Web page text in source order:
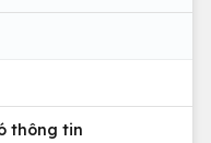
thông tin